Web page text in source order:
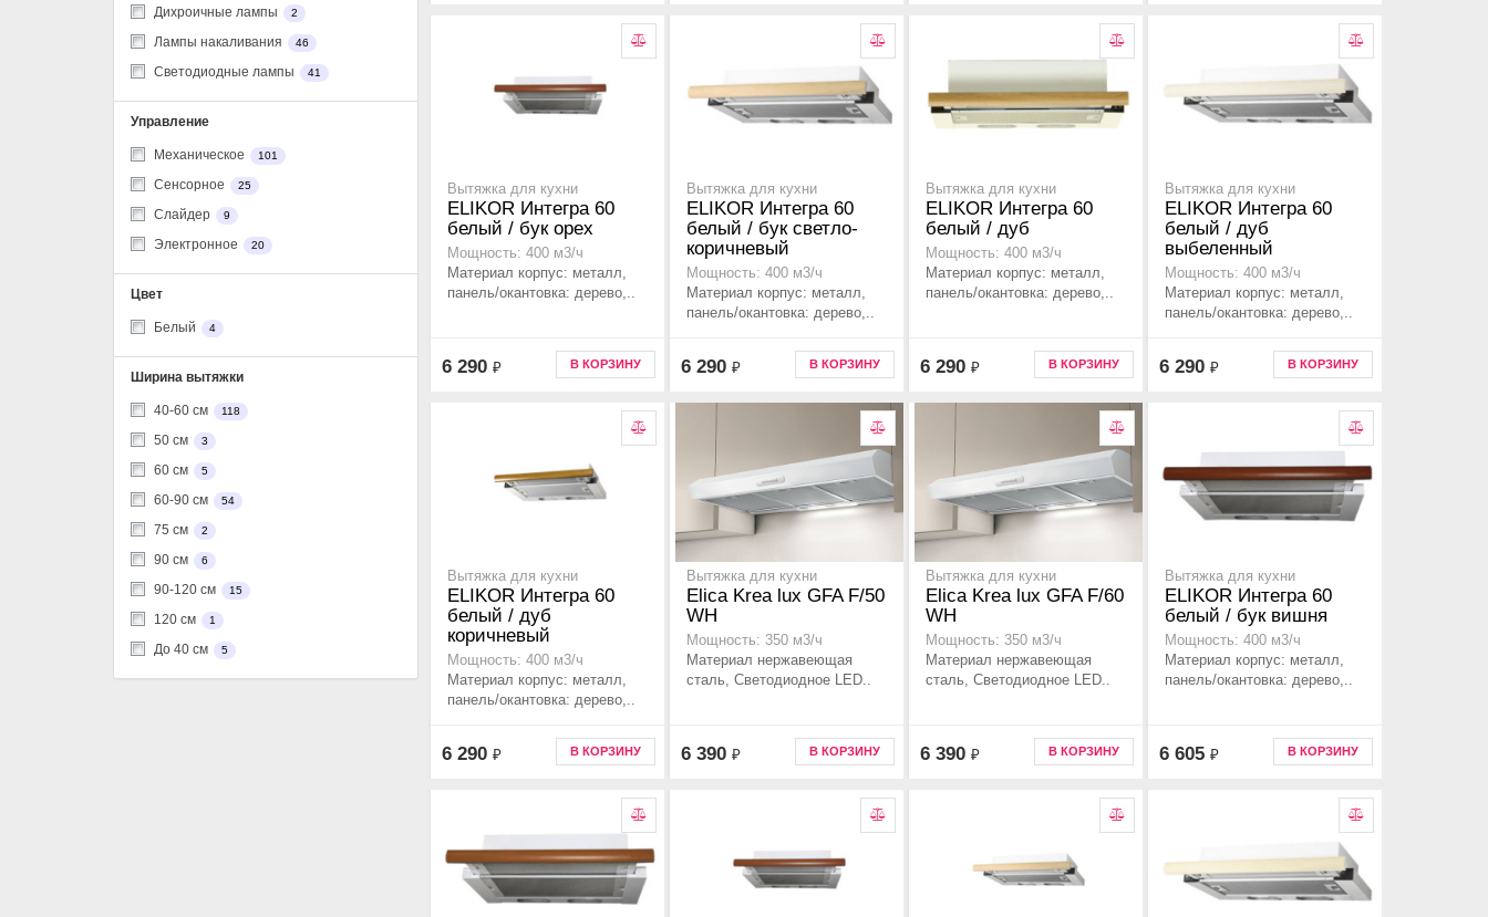
Дихроичные лампы 2
Лампы накаливания 46
Светодиодные лампы 41
Управление
Механическое 101
Сенсорное 25
Слайдер 9
Электронное 20
Цвет
Белый 4
Ширина вытяжки
40-60 см 118
50 см 3
60 см 5
60-90 см 54
75 см 2
90 см 6
90-120 см 15
120 см 1
До 40 см 5
Вытяжка для кухни
ELIKOR Интегра 60
белый / бук орех
Мощность: 400 м3/ч
Материал корпус: металл,
панель/окантовка: дерево,..
6 290 ₽ В КОРЗИНУ
Вытяжка для кухни
ELIKOR Интегра 60
белый / бук светло-
коричневый
Мощность: 400 м3/ч
Материал корпус: металл,
панель/окантовка: дерево,..
6 290 ₽ В КОРЗИНУ
Вытяжка для кухни
ELIKOR Интегра 60
белый / дуб
Мощность: 400 м3/ч
Материал корпус: металл,
панель/окантовка: дерево,..
6 290 ₽ В КОРЗИНУ
Вытяжка для кухни
ELIKOR Интегра 60
белый / дуб
выбеленный
Мощность: 400 м3/ч
Материал корпус: металл,
панель/окантовка: дерево,..
6 290 ₽ В КОРЗИНУ
Вытяжка для кухни
ELIKOR Интегра 60
белый / дуб
коричневый
Мощность: 400 м3/ч
Материал корпус: металл,
панель/окантовка: дерево,..
6 290 ₽ В КОРЗИНУ
Вытяжка для кухни
Elica Krea lux GFA F/50
WH
Мощность: 350 м3/ч
Материал нержавеющая
сталь, Светодиодное LED..
6 390 ₽ В КОРЗИНУ
Вытяжка для кухни
Elica Krea lux GFA F/60
WH
Мощность: 350 м3/ч
Материал нержавеющая
сталь, Светодиодное LED..
6 390 ₽ В КОРЗИНУ
Вытяжка для кухни
ELIKOR Интегра 60
белый / бук вишня
Мощность: 400 м3/ч
Материал корпус: металл,
панель/окантовка: дерево,..
6 605 ₽ В КОРЗИНУ